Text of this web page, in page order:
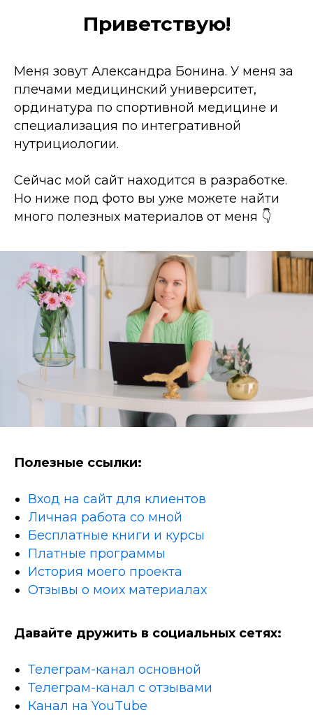
Приветствую!
Меня зовут Александра Бонина. У меня за
плечами медицинский университет,
ординатура по спортивной медицине и
специализация по интегративной
нутрициологии.
Сейчас мой сайт находится в разработке.
Но ниже под фото вы уже можете найти
много полезных материалов от меня 👇
Полезные ссылки:
Вход на сайт для клиентов
Личная работа со мной
Бесплатные книги и курсы
Платные программы
История моего проекта
Отзывы о моих материалах
Давайте дружить в социальных сетях:
Телеграм-канал основной
Телеграм-канал с отзывами
Канал на YouTube